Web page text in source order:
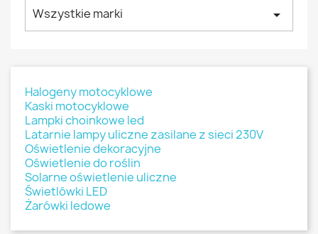
Wszystkie marki arrow_drop_down
Halogeny motocyklowe
Kaski motocyklowe
Lampki choinkowe led
Latarnie lampy uliczne zasilane z sieci 230V
Oświetlenie dekoracyjne
Oświetlenie do roślin
Solarne oświetlenie uliczne
Świetlówki LED
Żarówki ledowe